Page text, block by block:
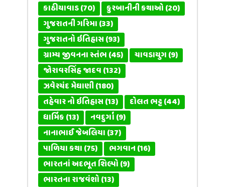
કાઠીયાવાડ(70) કુરબાનીની કથાઓ(20)
ગુજરાતની ગરિમા(33)
ગુજરાતનો ઇતિહાસ(93)
ગ્રામ્ય જીવનના સ્તંભ(45) ચાવડાયુગ(9)
જોરાવરસિંહ જાદવ(132)
ઝવેરચંદ મેઘાણી(180)
તહેવાર નો ઇતિહાસ(13) દોલત ભટ્ટ(44)
ધાર્મિક(13) નવદુર્ગા(9)
નાનાભાઈ જેબલિયા(37)
પાળિયા કથા(75) ભગવાન(16)
ભારતનાં અદભૂત શિલ્પો(9)
ભારતના રાજવંશો(13)